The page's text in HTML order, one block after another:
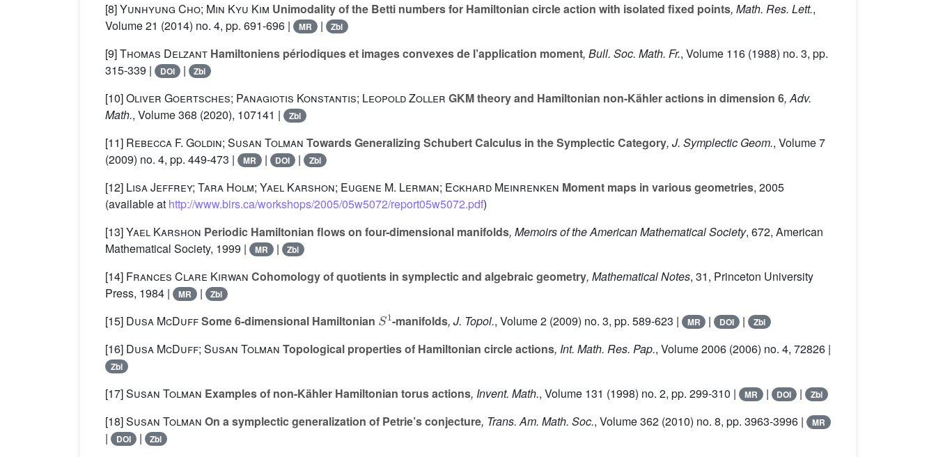
[8]Yunhyung Cho; Min Kyu Kim Unimodality of the Betti numbers for Hamiltonian circle action with isolated fixed points, Math. Res. Lett.,
Volume 21 (2014) no. 4, pp. 691-696 | MR | Zbl
[9]Thomas Delzant Hamiltoniens périodiques et images convexes de l’application moment, Bull. Soc. Math. Fr., Volume 116 (1988) no. 3, pp.
315-339 |
DOI | Zbl
[10]Oliver Goertsches; Panagiotis Konstantis; Leopold Zoller GKM theory and Hamiltonian non-Kähler actions in dimension 6, Adv.
Math., Volume 368 (2020), 107141 | Zbl
[11] Rebecca F. Goldin; Susan Tolman Towards Generalizing Schubert Calculus in the Symplectic Category, J. Symplectic Geom., Volume 7
(2009) no. 4, pp. 449-473 |
MR | DOI | Zbl
[12] Lisa Jeffrey; Tara Holm; Yael Karshon; Eugene M. Lerman; Eckhard Meinrenken Moment maps in various geometries, 2005
(available at http://www.birs.ca/workshops/2005/05w5072/report05w5072.pdf)
[13]Yael Karshon Periodic Hamiltonian flows on four-dimensional manifolds, Memoirs of the American Mathematical Society, 672, American
Mathematical Society, 1999 |
MR | Zbl
[14] Frances Clare Kirwan Cohomology of quotients in symplectic and algebraic geometry, Mathematical Notes, 31, Princeton University
Press, 1984 |
MR | Zbl
[15] Dusa McDuffSome 6-dimensional Hamiltonian
1
-manifolds, J. Topol., Volume 2(2009) no. 3, pp. 589-623 | MR | DOI | Zbl
[16] Dusa McDuff; Susan Tolman Topological properties of Hamiltonian circle actions, Int. Math. Res. Pap., Volume 2006 (2006) no. 4, 72826 |
Zbl
[17]Susan Tolman Examples of non-Kähler Hamiltonian torus actions, Invent. Math., Volume 131 (1998) no. 2, pp. 299-310 | MR | DOI | Zbl
[18]Susan Tolman On a symplectic generalization of Petrie’s conjecture, Trans. Am. Math. Soc., Volume 362 (2010) no. 8, pp. 3963-3996 | MR
| DOI | Zbl